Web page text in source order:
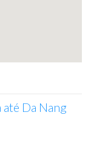
Da Nang